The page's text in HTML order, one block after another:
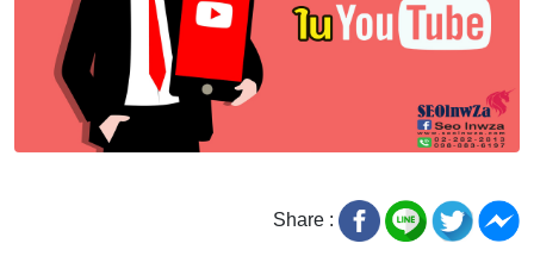
Share :